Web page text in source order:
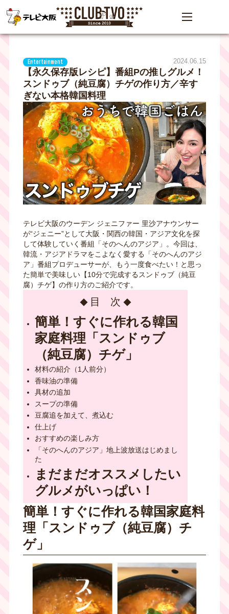
Entertainment 2024.06.15
【永久保存版レシピ】番組Pの推しグルメ！
スンドゥブ（純豆腐）チゲの作り方／辛す
ぎない本格韓国料理
テレビ大阪のウーデン ジェニファー 里沙アナウンサー
が“ジェニー”として大阪・関西の韓国・アジア文化を探
して体験していく番組「そのへんのアジア」。今回は、
韓流・アジアドラマをこよなく愛する「そのへんのアジ
ア」番組プロデューサーが、もう一度食べたい！と思っ
た簡単で美味しい【10分で完成するスンドゥブ（純豆
腐）チゲ】の作り方のご紹介です。
目 次
簡単！すぐに作れる韓国
家庭料理「スンドゥブ
（純豆腐）チゲ」
材料の紹介（1人前分）
香味油の準備
具材の追加
スープの準備
豆腐追を加えて、煮込む
仕上げ
おすすめの楽しみ方
「そのへんのアジア」地上波放送はじめまし
た
まだまだオススメしたい
グルメがいっぱい！
簡単！すぐに作れる韓国家庭料
理「スンドゥブ（純豆腐）チ
ゲ」